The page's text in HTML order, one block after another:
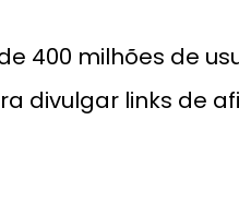
400 milhões de
divulgar links de